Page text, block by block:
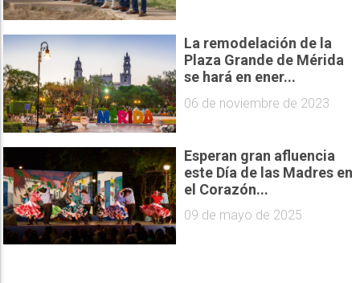
La remodelación de la
Plaza Grande de Mérida
se hará en ener...
06 de noviembre de 2023
Esperan gran afluencia
este Día de las Madres en
el Corazón...
09 de mayo de 2025